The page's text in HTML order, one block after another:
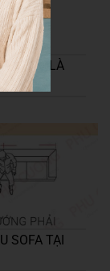
NẾU LÀ
SOFA TẠI